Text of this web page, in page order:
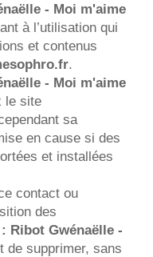
- Moi m'aime
à l’utilisation qui
et contenus
.
- Moi m'aime
sa
en cause si des
et installées
contact ou
des
Ribot Gwénaëlle -
de supprimer, sans